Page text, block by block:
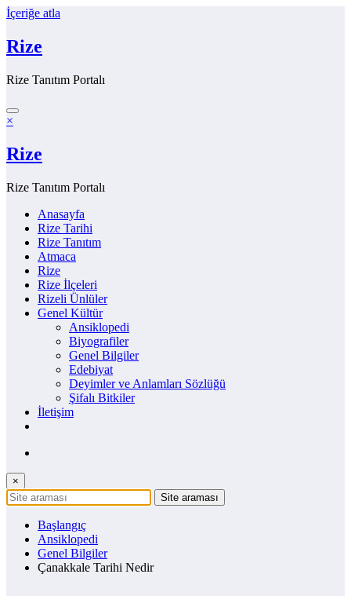
İçeriğe atla
Rize
Rize Tanıtım Portalı
×
Rize
Rize Tanıtım Portalı
Anasayfa
Rize Tarihi
Rize Tanıtım
Atmaca
Rize
Rize İlçeleri
Rizeli Ünlüler
Genel Kültür
Ansiklopedi
Biyografiler
Genel Bilgiler
Edebiyat
Deyimler ve Anlamları Sözlüğü
Şifalı Bitkiler
İletişim
×
Başlangıç
Ansiklopedi
Genel Bilgiler
Çanakkale Tarihi Nedir